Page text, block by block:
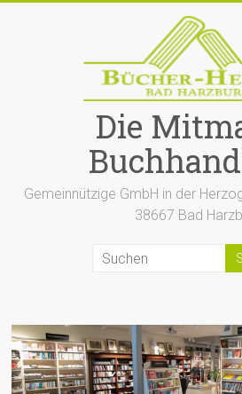
Die
Gemeinnützige GmbH in der
38667 Bad